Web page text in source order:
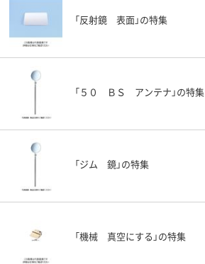
「反射鏡 表面」の特集
「５０ ＢＳ アンテナ」の特集
「ジム 鏡」の特集
「機械 真空にする」の特集